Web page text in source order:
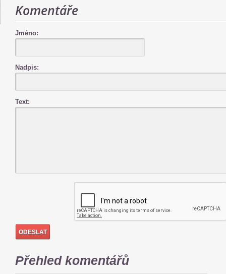
Komentáře
Jméno:
Nadpis:
Text:
Přehled komentářů